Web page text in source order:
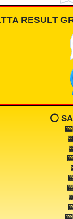
RESULT
⭕️